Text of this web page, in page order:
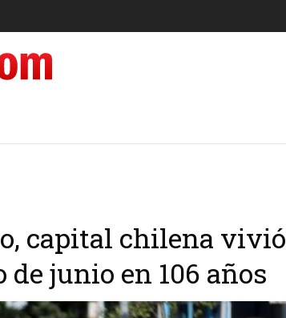
capital chilena vivió
junio en 106 años